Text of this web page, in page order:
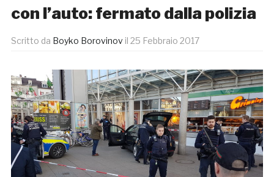
con l’auto: fermato dalla polizia
Scritto da Boyko Borovinov il 25 Febbraio 2017